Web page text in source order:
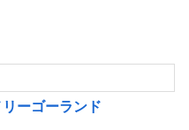
ーゴーランド